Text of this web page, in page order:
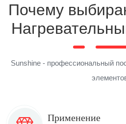
Почему
Sunshine - профессиональный
Применение